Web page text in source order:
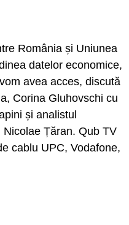
România și Uniunea
datelor economice,
avea acces, discută
Corina Gluhovschi cu
și analistul
Țăran. Qub TV
cablu UPC, Vodafone,